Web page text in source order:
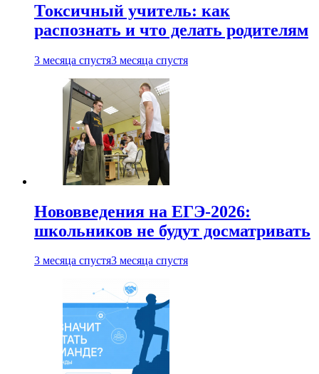
Токсичный учитель: как
распознать и что делать родителям
3 месяца спустя3 месяца спустя
Нововведения на ЕГЭ-2026:
школьников не будут досматривать
3 месяца спустя3 месяца спустя